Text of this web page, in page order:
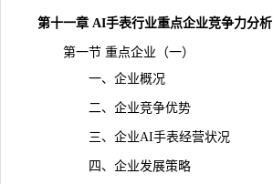
第十一章 AI手表行业重点企业竞争力分析
第一节 重点企业（一）
一、企业概况
二、企业竞争优势
三、企业AI手表经营状况
四、企业发展策略